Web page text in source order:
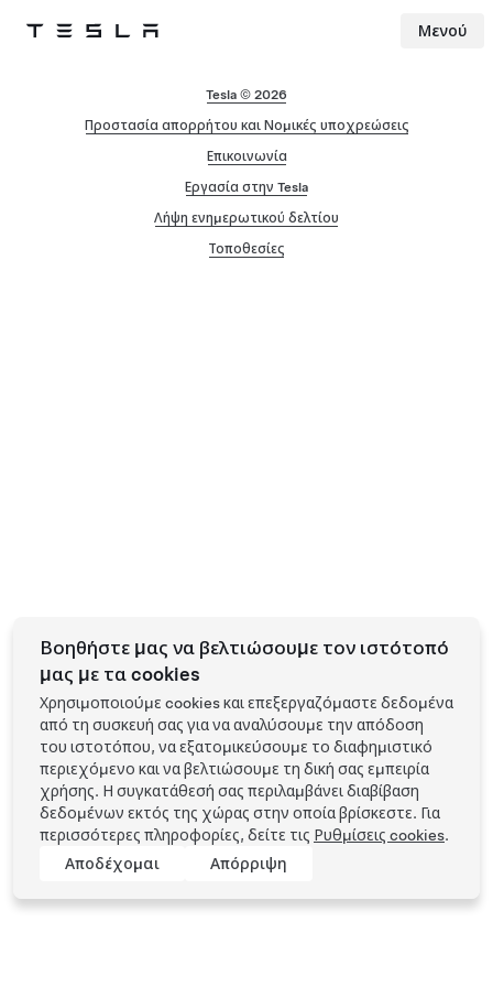
Tesla Μενού
Tesla © 2026
Προστασία απορρήτου και Νομικές υποχρεώσεις
Επικοινωνία
Εργασία στην Tesla
Λήψη ενημερωτικού δελτίου
Τοποθεσίες
Βοηθήστε μας να βελτιώσουμε τον ιστότοπό
μας με τα cookies
Χρησιμοποιούμε cookies και επεξεργαζόμαστε δεδομένα
από τη συσκευή σας για να αναλύσουμε την απόδοση
του ιστοτόπου, να εξατομικεύσουμε το διαφημιστικό
περιεχόμενο και να βελτιώσουμε τη δική σας εμπειρία
χρήσης. Η συγκατάθεσή σας περιλαμβάνει διαβίβαση
δεδομένων εκτός της χώρας στην οποία βρίσκεστε. Για
περισσότερες πληροφορίες, δείτε τις Ρυθμίσεις cookies.
Αποδέχομαι
Απόρριψη